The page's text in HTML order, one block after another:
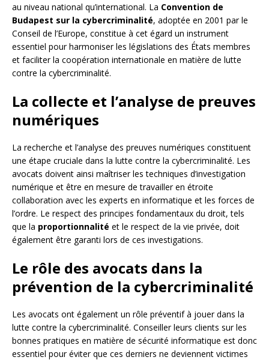
au niveau national qu’international. La Convention de
Budapest sur la cybercriminalité, adoptée en 2001 par le
Conseil de l’Europe, constitue à cet égard un instrument
essentiel pour harmoniser les législations des États membres
et faciliter la coopération internationale en matière de lutte
contre la cybercriminalité.
La collecte et l’analyse de preuves
numériques
La recherche et l’analyse des preuves numériques constituent
une étape cruciale dans la lutte contre la cybercriminalité. Les
avocats doivent ainsi maîtriser les techniques d’investigation
numérique et être en mesure de travailler en étroite
collaboration avec les experts en informatique et les forces de
l’ordre. Le respect des principes fondamentaux du droit, tels
que la proportionnalité et le respect de la vie privée, doit
également être garanti lors de ces investigations.
Le rôle des avocats dans la
prévention de la cybercriminalité
Les avocats ont également un rôle préventif à jouer dans la
lutte contre la cybercriminalité. Conseiller leurs clients sur les
bonnes pratiques en matière de sécurité informatique est donc
essentiel pour éviter que ces derniers ne deviennent victimes